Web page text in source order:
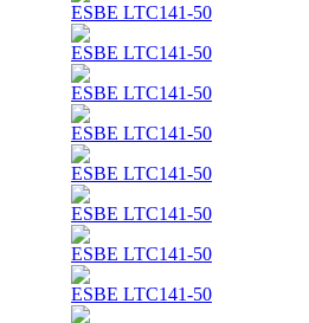
ESBE LTC141-50
ESBE LTC141-50
ESBE LTC141-50
ESBE LTC141-50
ESBE LTC141-50
ESBE LTC141-50
ESBE LTC141-50
ESBE LTC141-50